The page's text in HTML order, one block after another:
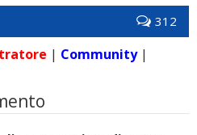
312
| Community|